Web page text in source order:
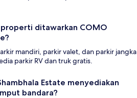
ditawarkan COMO
mandiri, parkir valet, dan parkir jangka
parkir RV dan truk gratis.
Estate menyediakan
bandara?